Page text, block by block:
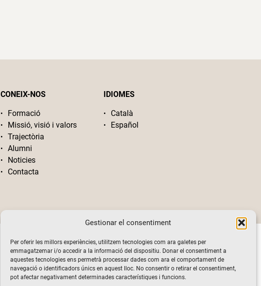
Gestionar el consentiment
Per oferir les millors experiències, utilitzem tecnologies com ara galetes per
emmagatzemar i/o accedir a la informació del dispositiu. Donar el consentiment a
aquestes tecnologies ens permetrà processar dades com ara el comportament de
navegació o identificadors únics en aquest lloc. No consentir o retirar el consentiment,
pot afectar negativament determinades característiques i funcions.
CONEIX-NOS
Formació
Missió, visió i valors
Trajectòria
Alumni
Noticies
Contacta
IDIOMES
Català
Español